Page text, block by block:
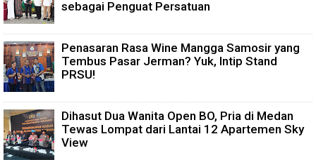
sebagai Penguat Persatuan
Penasaran Rasa Wine Mangga Samosir yang
Tembus Pasar Jerman? Yuk, Intip Stand
PRSU!
Dihasut Dua Wanita Open BO, Pria di Medan
Tewas Lompat dari Lantai 12 Apartemen Sky
View